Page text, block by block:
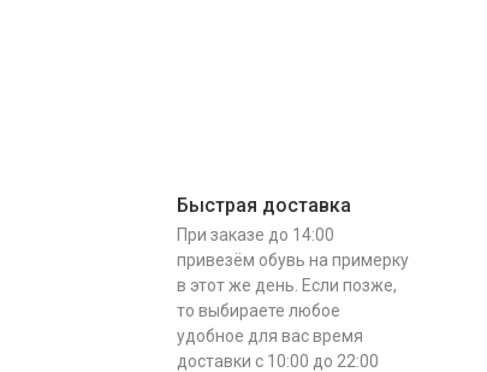
Быстрая доставка
При заказе до 14:00
привезём обувь на примерку
в этот же день. Если позже,
то выбираете любое
удобное для вас время
доставки с 10:00 до 22:00